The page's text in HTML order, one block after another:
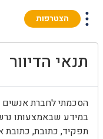
הצטרפות
תנאי הדיוור
הסכמתי לחברת
במידע שבאמצעותו
תפקיד, כתובת, כתובת